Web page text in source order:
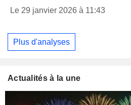
Le 29 janvier 2026 à 11:43
Plus d'analyses
Actualités à la une